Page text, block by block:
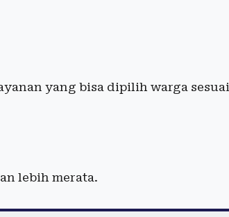
yang bisa dipilih warga sesuai
lebih merata.